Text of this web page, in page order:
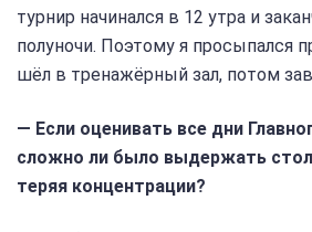
турнир начинался в 12 утра и
полуночи. Поэтому я просыпался
шёл в тренажёрный зал, потом
— Если оценивать все дни
сложно ли было выдержать
теряя концентрации?